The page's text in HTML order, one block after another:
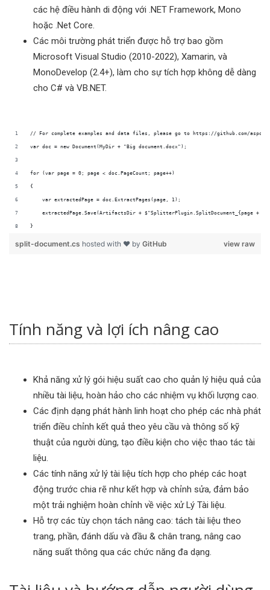
các hệ điều hành di động với .NET Framework, Mono
hoặc .Net Core.
Các môi trường phát triển được hỗ trợ bao gồm
Microsoft Visual Studio (2010-2022), Xamarin, và
MonoDevelop (2.4+), làm cho sự tích hợp không dễ dàng
cho C# và VB.NET.
}
view raw
split-document.cs hosted with ❤ by GitHub
Tính năng và lợi ích nâng cao
Khả năng xử lý gói hiệu suất cao cho quản lý hiệu quả của
nhiều tài liệu, hoàn hảo cho các nhiệm vụ khối lượng cao.
Các định dạng phát hành linh hoạt cho phép các nhà phát
triển điều chỉnh kết quả theo yêu cầu và thông số kỹ
thuật của người dùng, tạo điều kiện cho việc thao tác tài
liệu.
Các tính năng xử lý tài liệu tích hợp cho phép các hoạt
động trước chia rẽ như kết hợp và chỉnh sửa, đảm bảo
một trải nghiệm hoàn chỉnh về việc xử Lý Tài liệu.
Hỗ trợ các tùy chọn tách nâng cao: tách tài liệu theo
trang, phần, đánh dấu và đầu & chân trang, nâng cao
năng suất thông qua các chức năng đa dạng.